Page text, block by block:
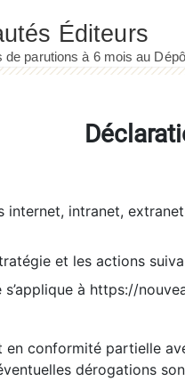
internet, intranet,
et les actions
à https://
en conformité partielle
dérogations